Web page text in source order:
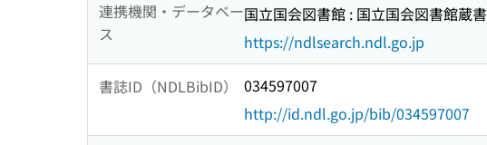
連携機関・データベー
ス
国立国会図書館 : 国立国会図書館蔵書
https://ndlsearch.ndl.go.jp
書誌ID（NDLBibID）
034597007
http://id.ndl.go.jp/bib/034597007